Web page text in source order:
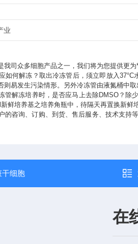
业
司众多细胞产品之一，我们将为您提供更为
如何解冻？取出冷冻管后，须立即放入
则易发生污染情形。另外冷冻管由液氮桶中
管解冻培养时，是否应马上去除DMSO？
鲜培养基之培养角瓶中，待隔天再置换新
的咨询、订购、到货、售后服务、技术支
干细胞
在